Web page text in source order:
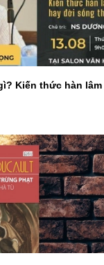
Kiến thức hàn